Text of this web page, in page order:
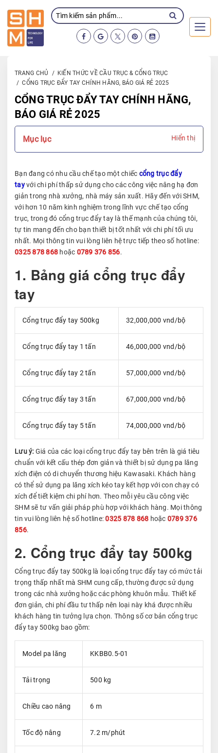
TRANG CHỦ
KIẾN THỨC VỀ CẦU TRỤC & CỔNG TRỤC
CỔNG TRỤC ĐẨY TAY CHÍNH HÃNG, BÁO GIÁ RẺ 2025
CỔNG TRỤC ĐẨY TAY CHÍNH HÃNG,
BÁO GIÁ RẺ 2025
Mục lục Hiển thị
Bạn đang có nhu cầu chế tạo một chiếc cổng trục đẩy
tayvới chi phí thấp sử dụng cho các công việc nâng hạ đơn
giản trong nhà xưởng, nhà máy sản xuất. Hãy đến với SHM,
với hơn 10 năm kinh nghiệm trong lĩnh vực chế tạo cổng
trục, trong đó cổng trục đẩy tay là thế mạnh của chúng tôi,
tự tin mang đến cho bạn thiết bị tốt nhất với chi phí tối ưu
nhất. Mọi thông tin vui lòng liên hệ trực tiếp theo số hotline:
0325 878 868 hoặc 0789 376 856.
1. Bảng giá cổng trục đẩy
tay
Cổng trục đẩy tay 500kg 32,000,000 vnd/bộ
Cổng trục đẩy tay 1 tấn 46,000,000 vnd/bộ
Cổng trục đẩy tay 2 tấn 57,000,000 vnd/bộ
Cổng trục đẩy tay 3 tấn 67,000,000 vnd/bộ
Cổng trục đẩy tay 5 tấn 74,000,000 vnd/bộ
Lưu ý: Giá của các loại cổng trục đẩy tay bên trên là giá tiêu
chuẩn với kết cấu thép đơn giản và thiết bị sử dụng pa lăng
xích điện có di chuyển thương hiệu Kawasaki. Khách hàng
có thể sử dụng pa lăng xích kéo tay kết hợp với con chạy có
xích để tiết kiệm chi phí hơn. Theo mỗi yêu cầu công việc
SHM sẽ tư vấn giải pháp phù hợp với khách hàng. Mọi thông
tin vui lòng liên hệ số hotline:0325 878 868 hoặc 0789 376
856.
2. Cổng trục đẩy tay 500kg
Cổng trục đẩy tay 500kg là loại cổng trục đẩy tay có mức tải
trọng thấp nhất mà SHM cung cấp, thường được sử dụng
trong các nhà xưởng hoặc các phòng khuôn mẫu. Thiết kế
đơn giản, chi phí đầu tư thấp nên loại này khá được nhiều
khách hàng tin tưởng lựa chọn. Thông số cơ bản cổng trục
đẩy tay 500kg bao gồm:
Model pa lăng KKBB0.5-01
Tải trọng 500 kg
Chiều cao nâng 6 m
Tốc độ nâng 7.2 m/phút